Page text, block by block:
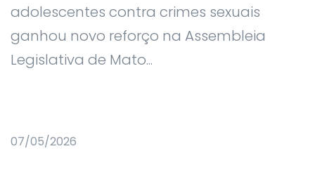
adolescentes contra crimes sexuais
ganhou novo reforço na Assembleia
Legislativa de Mato...
07/05/2026